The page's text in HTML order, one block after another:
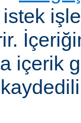
içerik